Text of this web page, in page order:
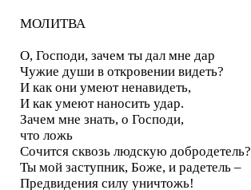
МОЛИТВА
О, Господи, зачем ты дал мне дар
Чужие души в откровении видеть?
И как они умеют ненавидеть,
И как умеют наносить удар.
Зачем мне знать, о Господи,
что ложь
Сочится сквозь людскую добродетель?
Ты мой заступник, Боже, и радетель –
Предвидения силу уничтожь!